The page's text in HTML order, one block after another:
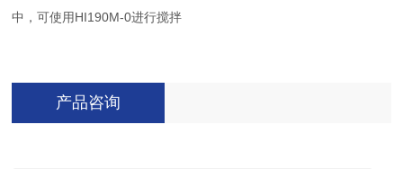
中，可使用 HI190M-0进行搅拌
产品咨询